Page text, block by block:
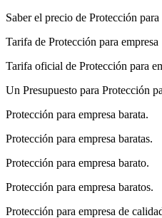
Saber el precio de Protección para
Tarifa de Protección para empresa
Tarifa oficial de Protección para
Un Presupuesto para Protección
Protección para empresa barata.
Protección para empresa baratas.
Protección para empresa barato.
Protección para empresa baratos.
Protección para empresa de